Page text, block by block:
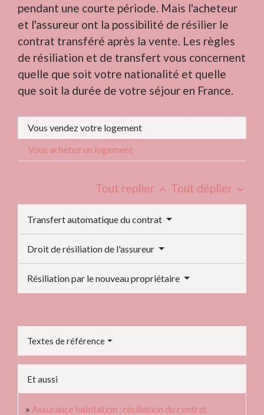
pendant une courte période. Mais l'acheteur
et l'assureur ont la possibilité de résilier le
contrat transféré après la vente. Les règles
de résiliation et de transfert vous concernent
quelle que soit votre nationalité et quelle
que soit la durée de votre séjour en France.
Vous vendez votre logement
Vous achetez un logement
Tout replier keyboard_arrow_up Tout déplier keyboard_arrow_down
Transfert automatique du contrat
Droit de résiliation de l'assureur
Résiliation par le nouveau propriétaire
Textes de référence
Et aussi
Assurance habitation : résiliation du contrat